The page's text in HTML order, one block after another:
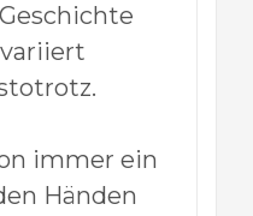
immer ein
Händen